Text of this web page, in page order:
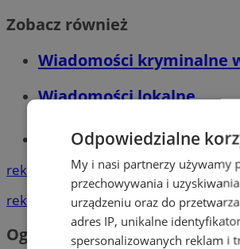
Zobacz również
Wiadomości kryminalne
Wiadomości lokalne
Tworzenie stron www
reklama
reklama
Ogłoszenia
Odpowiedzialne
My i nasi partnerzy używamy
przechowywania i
urządzeniu oraz do
adres IP, unikalne
spersonalizowanych reklam i